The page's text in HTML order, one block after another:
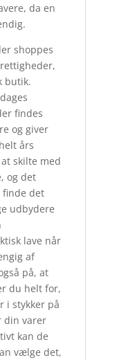
da en
shoppes
butik.
findes
og giver
års
skilte med
og det
finde det
udbydere
lave når
af
på, at
du helt for,
i stykker på
din varer
kan de
vælge det,